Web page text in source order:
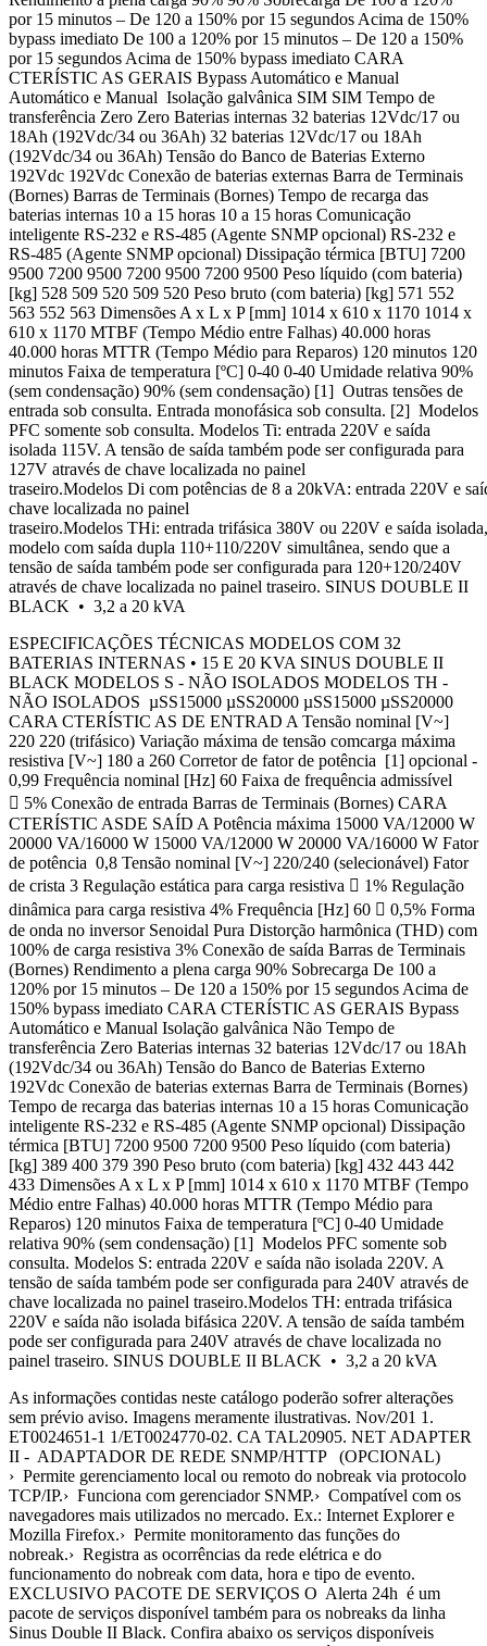
por 15 minutos – De 120 a 150% por 15 segundos Acima de 150%
bypass imediato De 100 a 120% por 15 minutos – De 120 a 150%
por 15 segundos Acima de 150% bypass imediato CARA
CTERÍSTIC AS GERAIS Bypass Automático e Manual
Automático e Manual Isolação galvânica SIM SIM Tempo de
transferência Zero Zero Baterias internas 32 baterias 12Vdc/17 ou
18Ah (192Vdc/34 ou 36Ah) 32 baterias 12Vdc/17 ou 18Ah
(192Vdc/34 ou 36Ah) Tensão do Banco de Baterias Externo
192Vdc 192Vdc Conexão de baterias externas Barra de Terminais
(Bornes) Barras de Terminais (Bornes) Tempo de recarga das
baterias internas 10 a 15 horas 10 a 15 horas Comunicação
inteligente RS-232 e RS-485 (Agente SNMP opcional) RS-232 e
RS-485 (Agente SNMP opcional) Dissipação térmica [BTU] 7200
9500 7200 9500 7200 9500 7200 9500 Peso líquido (com bateria)
[kg] 528 509 520 509 520 Peso bruto (com bateria) [kg] 571 552
563 552 563 Dimensões A x L x P [mm] 1014 x 610 x 1170 1014 x
610 x 1170 MTBF (Tempo Médio entre Falhas) 40.000 horas
40.000 horas MTTR (Tempo Médio para Reparos) 120 minutos 120
minutos Faixa de temperatura [ºC] 0-40 0-40 Umidade relativa 90%
(sem condensação) 90% (sem condensação) [1] Outras tensões de
entrada sob consulta. Entrada monofásica sob consulta. [2] Modelos
PFC somente sob consulta. Modelos Ti: entrada 220V e saída
isolada 115V. A tensão de saída também pode ser configurada para
127V através de chave localizada no painel
traseiro.Modelos Di com potências de 8 a 20kVA: entrada 220V e
chave localizada no painel
traseiro.Modelos THi: entrada trifásica 380V ou 220V e saída
modelo com saída dupla 110+110/220V simultânea, sendo que a
tensão de saída também pode ser configurada para 120+120/240V
através de chave localizada no painel traseiro. SINUS DOUBLE II
BLACK • 3,2 a 20 kVA
ESPECIFICAÇÕES TÉCNICAS MODELOS COM 32
BATERIAS INTERNAS • 15 E 20 KVA SINUS DOUBLE II
BLACK MODELOS S - NÃO ISOLADOS MODELOS TH -
NÃO ISOLADOS µSS15000 µSS20000 µSS15000 µSS20000
CARA CTERÍSTIC AS DE ENTRAD A Tensão nominal [V~]
220 220 (trifásico) Variação máxima de tensão comcarga máxima
resistiva [V~] 180 a 260 Corretor de fator de potência [1] opcional -
0,99 Frequência nominal [Hz] 60 Faixa de frequência admissível
 5% Conexão de entrada Barras de Terminais (Bornes) CARA
CTERÍSTIC ASDE SAÍD A Potência máxima 15000 VA/12000 W
20000 VA/16000 W 15000 VA/12000 W 20000 VA/16000 W Fator
de potência 0,8 Tensão nominal [V~] 220/240 (selecionável) Fator
de crista 3 Regulação estática para carga resistiva  1% Regulação
dinâmica para carga resistiva 4% Frequência [Hz] 60  0,5% Forma
de onda no inversor Senoidal Pura Distorção harmônica (THD) com
100% de carga resistiva 3% Conexão de saída Barras de Terminais
(Bornes) Rendimento a plena carga 90% Sobrecarga De 100 a
120% por 15 minutos – De 120 a 150% por 15 segundos Acima de
150% bypass imediato CARA CTERÍSTIC AS GERAIS Bypass
Automático e Manual Isolação galvânica Não Tempo de
transferência Zero Baterias internas 32 baterias 12Vdc/17 ou 18Ah
(192Vdc/34 ou 36Ah) Tensão do Banco de Baterias Externo
192Vdc Conexão de baterias externas Barra de Terminais (Bornes)
Tempo de recarga das baterias internas 10 a 15 horas Comunicação
inteligente RS-232 e RS-485 (Agente SNMP opcional) Dissipação
térmica [BTU] 7200 9500 7200 9500 Peso líquido (com bateria)
[kg] 389 400 379 390 Peso bruto (com bateria) [kg] 432 443 442
433 Dimensões A x L x P [mm] 1014 x 610 x 1170 MTBF (Tempo
Médio entre Falhas) 40.000 horas MTTR (Tempo Médio para
Reparos) 120 minutos Faixa de temperatura [ºC] 0-40 Umidade
relativa 90% (sem condensação) [1] Modelos PFC somente sob
consulta. Modelos S: entrada 220V e saída não isolada 220V. A
tensão de saída também pode ser configurada para 240V através de
chave localizada no painel traseiro.Modelos TH: entrada trifásica
220V e saída não isolada bifásica 220V. A tensão de saída também
pode ser configurada para 240V através de chave localizada no
painel traseiro. SINUS DOUBLE II BLACK • 3,2 a 20 kVA
As informações contidas neste catálogo poderão sofrer alterações
sem prévio aviso. Imagens meramente ilustrativas. Nov/201 1.
ET0024651-1 1/ET0024770-02. CA TAL20905. NET ADAPTER
II - ADAPTADOR DE REDE SNMP/HTTP (OPCIONAL)
› Permite gerenciamento local ou remoto do nobreak via protocolo
TCP/IP.› Funciona com gerenciador SNMP.› Compatível com os
navegadores mais utilizados no mercado. Ex.: Internet Explorer e
Mozilla Firefox.› Permite monitoramento das funções do
nobreak.› Registra as ocorrências da rede elétrica e do
funcionamento do nobreak com data, hora e tipo de evento.
EXCLUSIVO PACOTE DE SERVIÇOS O Alerta 24h é um
pacote de serviços disponível também para os nobreaks da linha
Sinus Double II Black. Confira abaixo os serviços disponíveis